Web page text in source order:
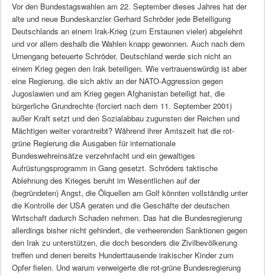
Vor den Bundestagswahlen am 22. September dieses Jahres hat der
alte und neue Bundeskanzler Gerhard Schröder jede Beteiligung
Deutschlands an einem Irak-Krieg (zum Erstaunen vieler) abgelehnt
und vor allem deshalb die Wahlen knapp gewonnen. Auch nach dem
Urnengang beteuerte Schröder, Deutschland werde sich nicht an
einem Krieg gegen den Irak beteiligen. Wie vertrauenswürdig ist aber
eine Regierung, die sich aktiv an der NATO-Aggression gegen
Jugoslawien und am Krieg gegen Afghanistan beteiligt hat, die
bürgerliche Grundrechte (forciert nach dem 11. September 2001)
außer Kraft setzt und den Sozialabbau zugunsten der Reichen und
Mächtigen weiter vorantreibt? Während ihrer Amtszeit hat die rot-
grüne Regierung die Ausgaben für internationale
Bundeswehreinsätze verzehnfacht und ein gewaltiges
Aufrüstungsprogramm in Gang gesetzt. Schröders taktische
Ablehnung des Krieges beruht im Wesentlichen auf der
(begründeten) Angst, die Ölquellen am Golf könnten vollständig unter
die Kontrolle der USA geraten und die Geschäfte der deutschen
Wirtschaft dadurch Schaden nehmen. Das hat die Bundesregierung
allerdings bisher nicht gehindert, die verheerenden Sanktionen gegen
den Irak zu unterstützen, die doch besonders die Zivilbevölkerung
treffen und denen bereits Hunderttausende irakischer Kinder zum
Opfer fielen. Und warum verweigerte die rot-grüne Bundesregierung